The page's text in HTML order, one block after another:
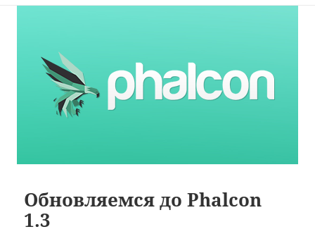
Обновляемся до Phalcon
1.3